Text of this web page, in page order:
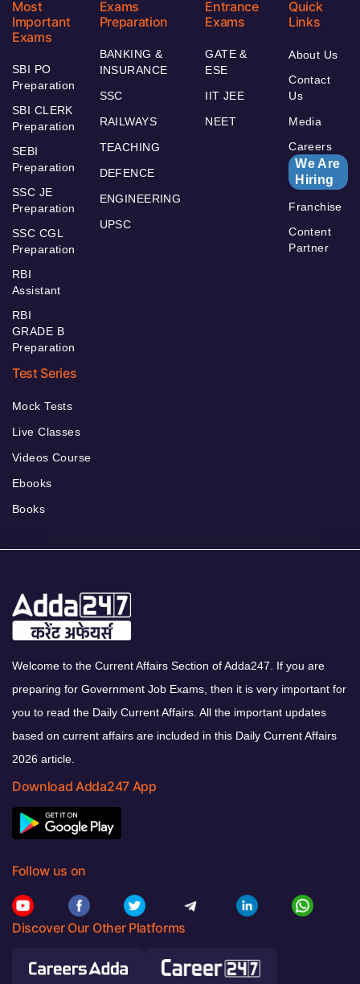
Most
Important
Exams
SBI PO
Preparation
SBI CLERK
Preparation
SEBI
Preparation
SSC JE
Preparation
SSC CGL
Preparation
RBI
Assistant
RBI
GRADE B
Preparation
Exams
Preparation
BANKING &
INSURANCE
SSC
RAILWAYS
TEACHING
DEFENCE
ENGINEERING
UPSC
Entrance
Exams
GATE &
ESE
IIT JEE
NEET
Quick
Links
About Us
Contact
Us
Media
Careers
We Are
Hiring
Franchise
Content
Partner
Test Series
Mock Tests
Live Classes
Videos Course
Ebooks
Books
Welcome to the Current Affairs Section of Adda247. If you are
preparing for Government Job Exams, then it is very important for
you to read the Daily Current Affairs. All the important updates
based on current affairs are included in this Daily Current Affairs
2026 article.
Download Adda247 App
Follow us on
Discover Our Other Platforms